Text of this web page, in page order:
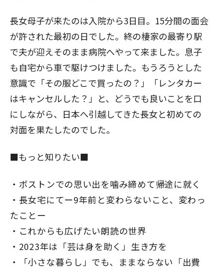
長女母子が来たのは入院から3日目。15分間の面会
が許された最初の日でした。終の棲家の最寄り駅
で夫が迎えそのまま病院へやって来ました。息子
も自宅から車で駆けつけました。もうろうとした
意識で「その服どこで買ったの？」「レンタカー
はキャンセルした？」と、どうでも良いことを口
にしながら、日本へ引越してきた長女と初めての
対面を果たしたのでした。
■もっと知りたい■
ボストンでの思い出を噛み締めて帰途に就く
長女宅にてー9年前と変わらないこと、変わっ
たことー
これからも広げたい朗読の世界
2023年は「芸は身を助く」生き方を
「小さな暮らし」でも、ままならない「出費